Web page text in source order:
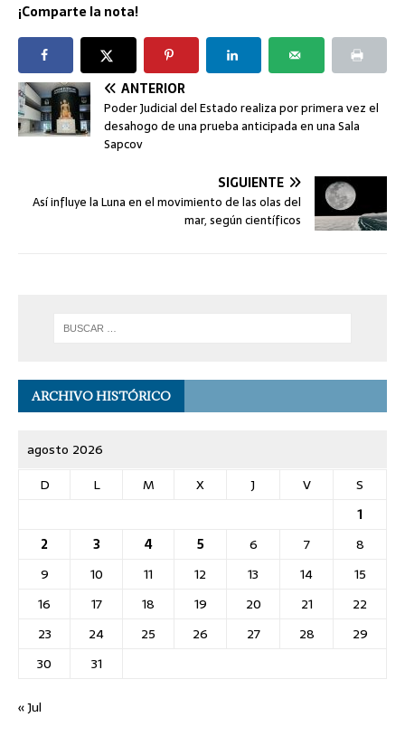
¡Comparte la nota!
ANTERIOR
Poder Judicial del Estado realiza por primera vez el
desahogo de una prueba anticipada en una Sala
Sapcov
SIGUIENTE
Así influye la Luna en el movimiento de las olas del
mar, según científicos
ARCHIVO HISTÓRICO
agosto 2026
D
L M X J V
S
1
2
3 4 5 6 7
8
9
10 11 12 13 14
15
16
17 18 19 20 21
22
23
24 25 26 27 28
29
30
31
« Jul